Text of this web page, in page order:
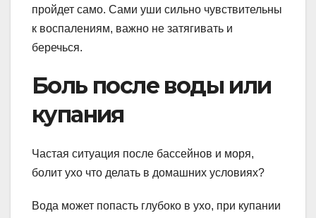
пройдет само. Сами уши сильно чувствительны
к воспалениям, важно не затягивать и
беречься.
Боль после воды или
купания
Частая ситуация после бассейнов и моря,
болит ухо что делать в домашних условиях?
Вода может попасть глубоко в ухо, при купании